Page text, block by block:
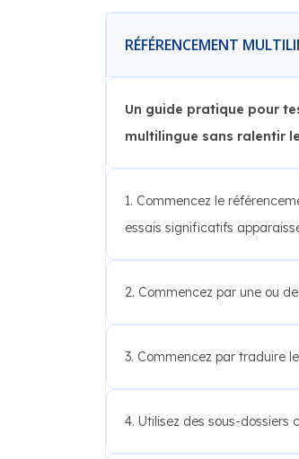
RÉFÉRENCEMENT
Un guide pratique pour
multilingue sans ralentir
1. Commencez le
essais significatifs
2. Commencez par une ou
3. Commencez par traduire
4. Utilisez des sous-